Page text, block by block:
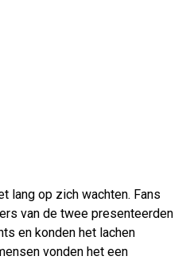
lang op zich wachten. Fans
van de twee presenteerden
en konden het lachen
vonden het een